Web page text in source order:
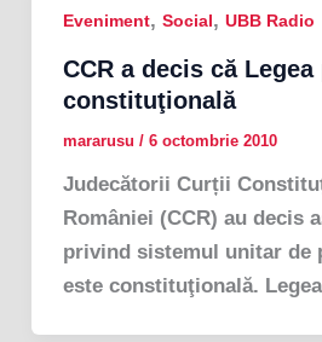
Eveniment, Social, UBB Radio
CCR a decis că
constituţională
mararusu / 6 octombrie 2010
Judecătorii Curții
României (CCR) au decis
privind sistemul unitar de
este constituţională. Legea